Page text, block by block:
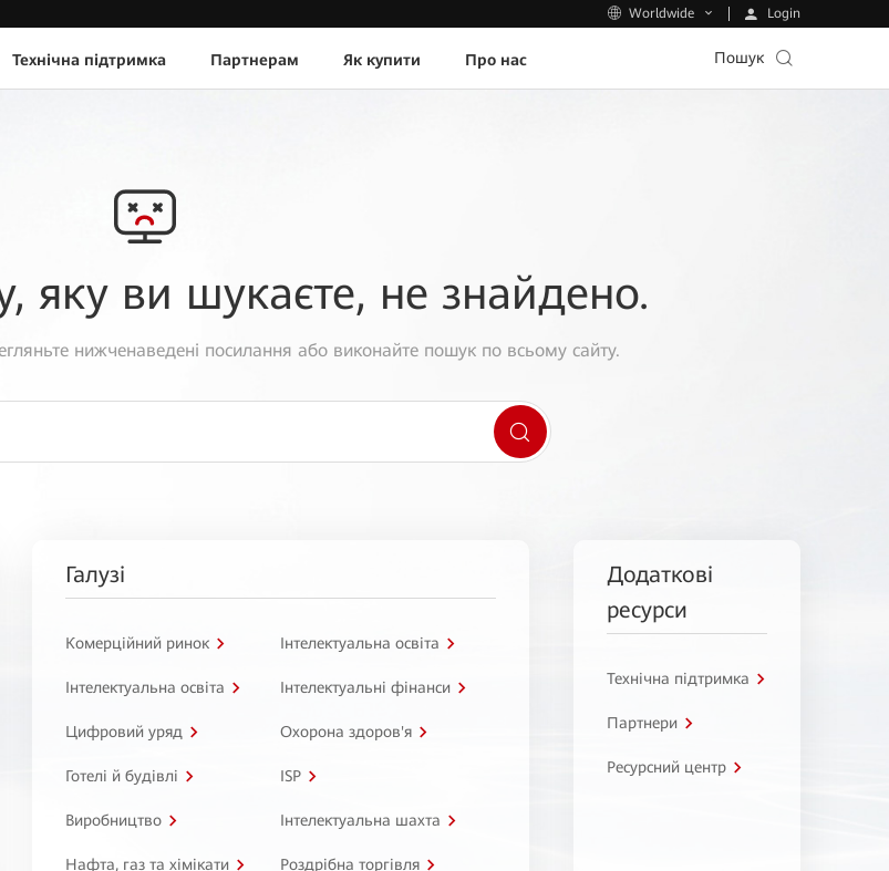
Worldwide Login
Технічна підтримка Партнерам Як купити Про нас Пошук
яку ви шукаєте, не знайдено.
нижченаведені посилання або виконайте пошук по всьому сайту.
Галузі
Комерційний ринок Інтелектуальна освіта
Інтелектуальна освіта Інтелектуальні фінанси
Цифровий уряд Охорона здоров'я
Готелі й будівлі ISP
Виробництво Інтелектуальна шахта
Нафта, газ та хімікати Роздрібна торгівля
Додаткові
ресурси
Технічна підтримка
Партнери
Ресурсний центр